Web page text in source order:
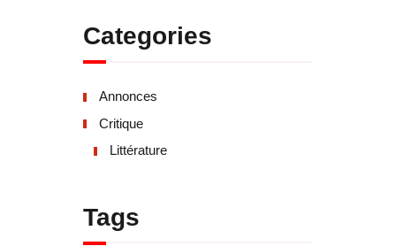
Categories
Annonces
Critique
Littérature
Tags